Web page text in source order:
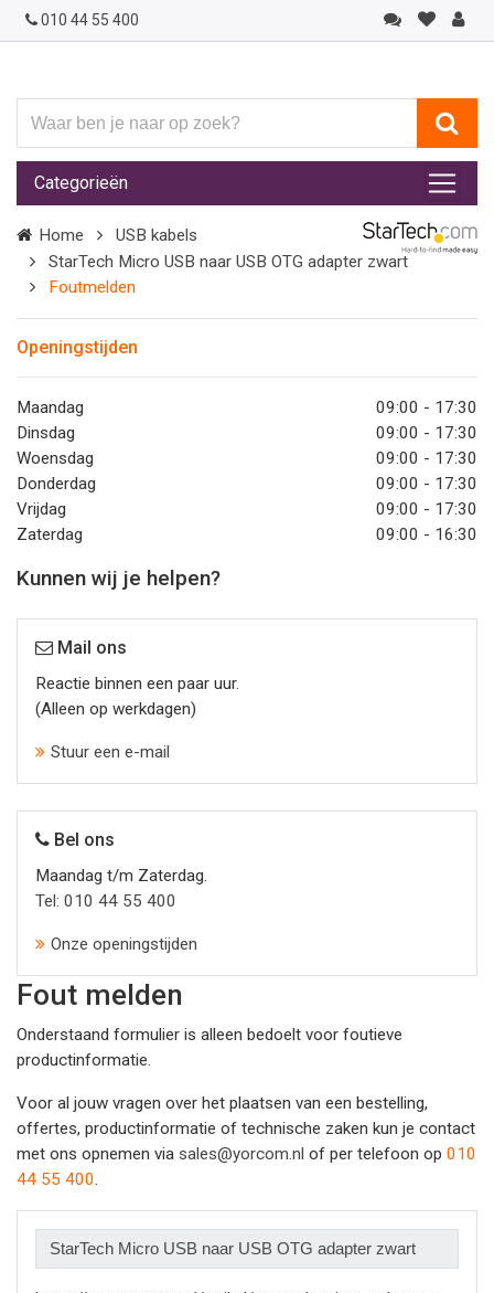
010 44 55 400
ben
je
naar
op
zoek?
Categorieën
Home
USB kabels
StarTech Micro USB naar USB OTG adapter zwart
Foutmelden
Openingstijden
Maandag
09:00 - 17:30
Dinsdag
09:00 - 17:30
Woensdag
09:00 - 17:30
Donderdag
09:00 - 17:30
Vrijdag
09:00 - 17:30
Zaterdag
09:00 - 16:30
Kunnen wij je helpen?
Mail ons
Reactie binnen een paar uur.
(Alleen op werkdagen)
Stuur een e-mail
Bel ons
Maandag t/m Zaterdag.
Tel: 010 44 55 400
Onze openingstijden
Fout melden
Onderstaand formulier is alleen bedoelt voor foutieve
productinformatie.
Voor al jouw vragen over het plaatsen van een bestelling,
offertes, productinformatie of technische zaken kun je contact
met ons opnemen via sales@yorcom.nl of per telefoon op 010
44 55 400.